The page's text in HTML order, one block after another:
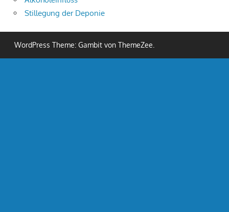
Stillegung der Deponie
WordPress Theme: Gambit von ThemeZee.